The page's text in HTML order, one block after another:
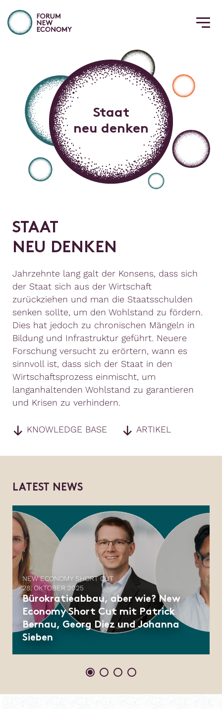
Staat
neu denken
STAAT
NEU DENKEN
Jahrzehnte lang galt der Konsens, dass sich
der Staat sich aus der Wirtschaft
zurückziehen und man die Staatsschulden
senken sollte, um den Wohlstand zu fördern.
Dies hat jedoch zu chronischen Mängeln in
Bildung und Infrastruktur geführt. Neuere
Forschung versucht zu erörtern, wann es
sinnvoll ist, dass sich der Staat in den
Wirtschaftsprozess einmischt, um
langanhaltenden Wohlstand zu garantieren
und Krisen zu verhindern.
KNOWLEDGE BASE ARTIKEL
LAT EST N EWS
NEW ECONOMY SHORT CUT
28. OKTOBER 2025
Bürokratieabbau, aber wie? New
Economy Short Cut mit Patrick
Bernau, Georg Diez und Johanna
Sieben